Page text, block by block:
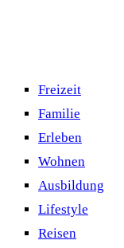
Freizeit
Familie
Erleben
Wohnen
Ausbildung
Lifestyle
Reisen